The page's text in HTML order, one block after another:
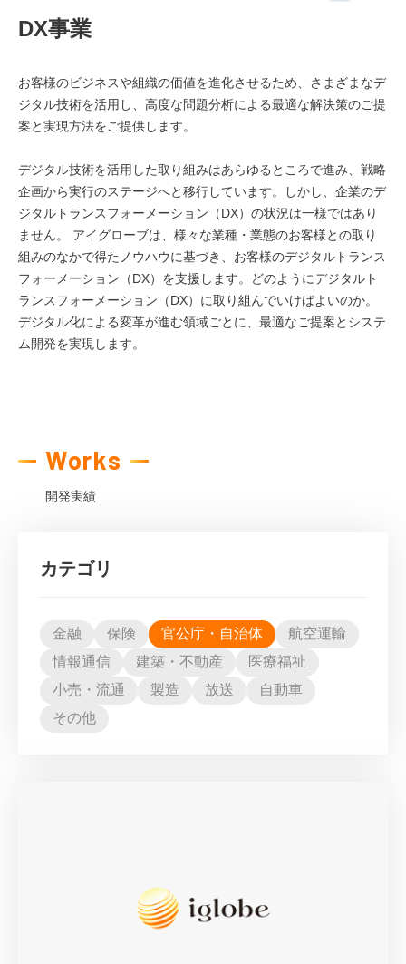
DX事業
お客様のビジネスや組織の価値を進化させるため、さまざまなデ
ジタル技術を活用し、高度な問題分析による最適な解決策のご提
案と実現方法をご提供します。
デジタル技術を活用した取り組みはあらゆるところで進み、戦略
企画から実行のステージへと移行しています。しかし、企業のデ
ジタルトランスフォーメーション（DX）の状況は一様ではあり
ません。 アイグローブは、様々な業種・業態のお客様との取り
組みのなかで得たノウハウに基づき、お客様のデジタルトランス
フォーメーション（DX）を支援します。どのようにデジタルト
ランスフォーメーション（DX）に取り組んでいけばよいのか。
デジタル化による変革が進む領域ごとに、最適なご提案とシステ
ム開発を実現します。
Works
開発実績
カテゴリ
金融 保険 官公庁・自治体
航空運輸
情報通信
建築・不動産
医療福祉
小売・流通
製造 放送
自動車
その他